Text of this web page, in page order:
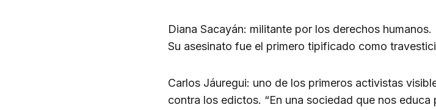
Diana Sacayán: militante por los derechos
Su asesinato fue el primero tipificado como
Carlos Jáuregui: uno de los primeros activistas
contra los edictos. “En una sociedad que nos